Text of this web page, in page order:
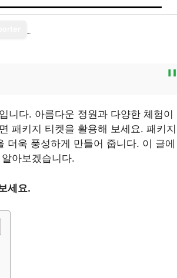
니다. 아름다운 정원과 다양한 체험이
패키지 티켓을 활용해 보세요. 패키지
더욱 풍성하게 만들어 줍니다. 이 글에
아보겠습니다.
세요.